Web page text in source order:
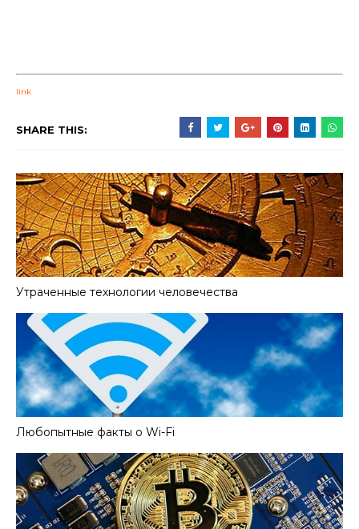
link
SHARE THIS:
Утраченные технологии человечества
Любопытные факты о Wi-Fi